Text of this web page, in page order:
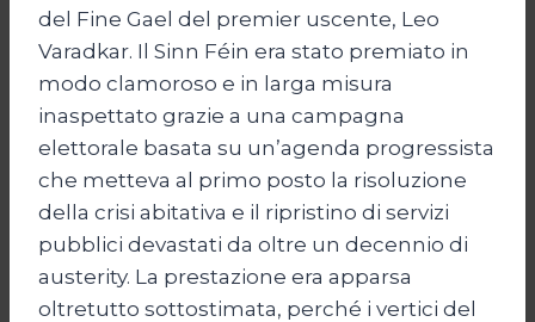
del Fine Gael del premier uscente, Leo
Varadkar. Il Sinn Féin era stato premiato in
modo clamoroso e in larga misura
inaspettato grazie a una campagna
elettorale basata su un’agenda progressista
che metteva al primo posto la risoluzione
della crisi abitativa e il ripristino di servizi
pubblici devastati da oltre un decennio di
austerity. La prestazione era apparsa
oltretutto sottostimata, perché i vertici del